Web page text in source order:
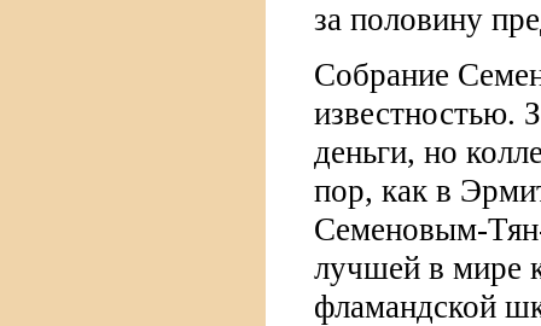
за половину
Собрание
известностью.
деньги, но
пор, как в
Семеновым-
лучшей в мире
фламандской